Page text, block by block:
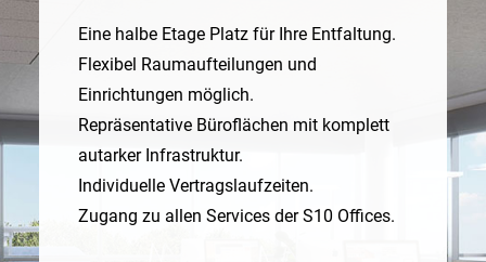
Service
Kontakt
Eine halbe Etage Platz für Ihre Entfaltung.
Flexibel Raumaufteilungen und
Einrichtungen möglich.
Repräsentative Büroflächen mit komplett
autarker Infrastruktur.
Individuelle Vertragslaufzeiten.
Zugang zu allen Services der S10 Offices.